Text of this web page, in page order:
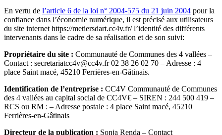
En vertu de l’article 6 de la loi n° 2004-575 du 21 juin 2004 pour la
confiance dans l’économie numérique, il est précisé aux utilisateurs
du site internet https://metiersdart.cc4v.fr/ l’identité des différents
intervenants dans le cadre de sa réalisation et de son suivi:
Propriétaire du site : Communauté de Communes des 4 vallées –
Contact : secretariatcc4v@cc4v.fr 02 38 26 02 70 – Adresse : 4
place Saint macé, 45210 Ferrières-en-Gâtinais.
Identification de l’entreprise : CC4V Communauté de Communes
des 4 vallées au capital social de CC4V€ – SIREN : 244 500 419 –
RCS ou RM : – Adresse postale : 4 place Saint macé, 45210
Ferrières-en-Gâtinais
Directeur de la publication : Sonja Renda – Contact